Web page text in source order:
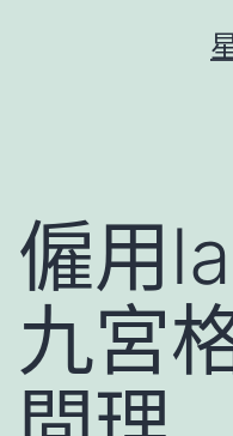
僱用
九宮